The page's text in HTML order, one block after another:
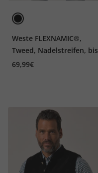
Weste FLEXNAMIC®,
Tweed, Nadelstreifen, bis
7 XL
69,99€